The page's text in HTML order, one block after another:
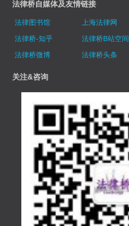
法律桥自媒体及友情链接
法律图书馆 上海法律网
法律桥-知乎
法律桥B站空间
法律桥微博
法律桥头条
关注&咨询